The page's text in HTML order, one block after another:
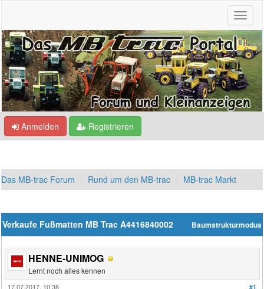
Anmelden Registrieren
Das MB-trac Forum Rund um den MB-trac MB-trac Markt
Baumstrukturmodus
Verkaufe Fußmatten MB Trac A4416840002
HENNE-UNIMOG
Lernt noch alles kennen
#1
17.07.2017, 10:38